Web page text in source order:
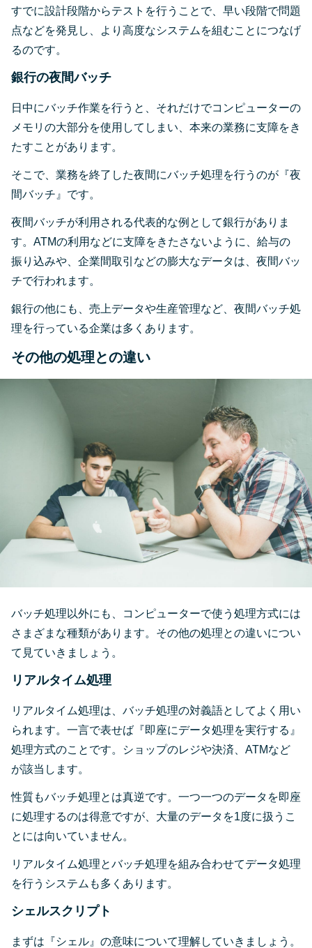
すでに設計段階からテストを行うことで、早い段階で問題
点などを発見し、より高度なシステムを組むことにつなげ
るのです。
銀行の夜間バッチ
日中にバッチ作業を行うと、それだけでコンピューターの
メモリの大部分を使用してしまい、本来の業務に支障をき
たすことがあります。
そこで、業務を終了した夜間にバッチ処理を行うのが『夜
間バッチ』です。
夜間バッチが利用される代表的な例として銀行がありま
す。ATMの利用などに支障をきたさないように、給与の
振り込みや、企業間取引などの膨大なデータは、夜間バッ
チで行われます。
銀行の他にも、売上データや生産管理など、夜間バッチ処
理を行っている企業は多くあります。
その他の処理との違い
バッチ処理以外にも、コンピューターで使う処理方式には
さまざまな種類があります。その他の処理との違いについ
て見ていきましょう。
リアルタイム処理
リアルタイム処理は、バッチ処理の対義語としてよく用い
られます。一言で表せば『即座にデータ処理を実行する』
処理方式のことです。ショップのレジや決済、ATMなど
が該当します。
性質もバッチ処理とは真逆です。一つ一つのデータを即座
に処理するのは得意ですが、大量のデータを1度に扱うこ
とには向いていません。
リアルタイム処理とバッチ処理を組み合わせてデータ処理
を行うシステムも多くあります。
シェルスクリプト
まずは『シェル』の意味について理解していきましょう。